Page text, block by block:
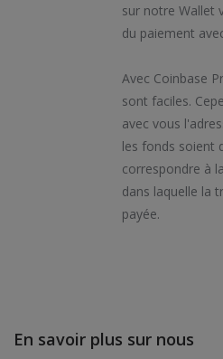
sur notre Wallet
du paiement
Avec Coinbase
sont faciles.
avec vous
les fonds soient
correspondre à
dans laquelle la
payée.
En savoir plus sur nous